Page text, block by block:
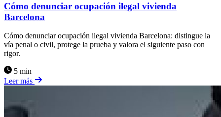
Cómo denunciar ocupación ilegal vivienda
Barcelona
Cómo denunciar ocupación ilegal vivienda Barcelona: distingue la
vía penal o civil, protege la prueba y valora el siguiente paso con
rigor.
5 min
Leer más